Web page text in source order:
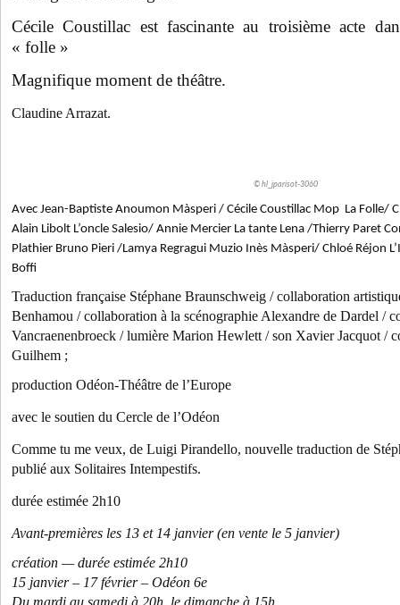
Cécile Coustillac est fascinante au troisième acte
« folle »
Magnifique moment de théâtre.
Claudine Arrazat.
© hl_jparisot-3060
Avec Jean-Baptiste Anoumon Màsperi / Cécile Coustillac Mop La Folle/
Alain Libolt L’oncle Salesio/ Annie Mercier La tante Lena /Thierry Paret
Plathier Bruno Pieri /Lamya Regragui Muzio Inès Màsperi/ Chloé Réjon
Boffi
Traduction française Stéphane Braunschweig / collaboration
Benhamou / collaboration à la scénographie Alexandre de Dardel /
Vancraenenbroeck / lumière Marion Hewlett / son Xavier Jacquot /
Guilhem ;
production Odéon-Théâtre de l’Europe
avec le soutien du Cercle de l’Odéon
Comme tu me veux, de Luigi Pirandello, nouvelle traduction de
publié aux Solitaires Intempestifs.
durée estimée 2h10
Avant-premières les 13 et 14 janvier (en vente le 5 janvier)
création — durée estimée 2h10
15 janvier – 17 février – Odéon 6e
Du mardi au samedi à 20h, le dimanche à 15h